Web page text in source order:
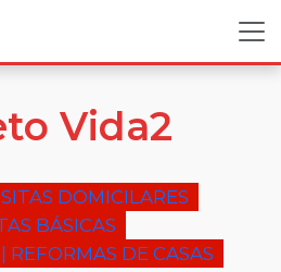
Vida2
DOMICILARES
BÁSICAS
REFORMAS DE CASAS